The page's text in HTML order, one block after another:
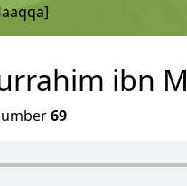
ibn
69